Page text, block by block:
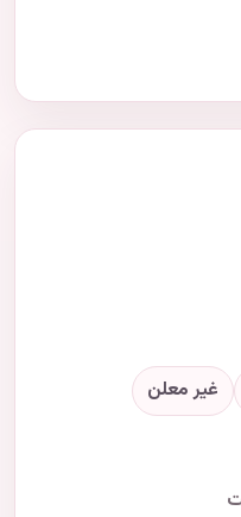
غير معلن